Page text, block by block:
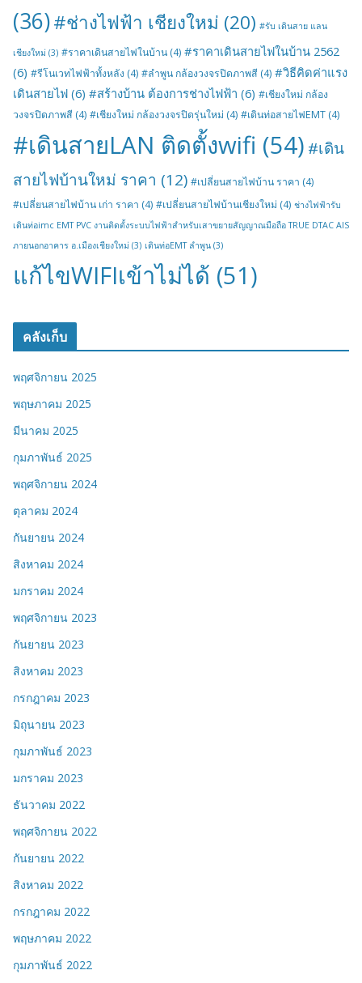
(36)#ช่างไฟฟ้า เชียงใหม่ (20) #รับ เดินสาย แลน
เชียงใหม่ (3) #ราคาเดินสายไฟในบ้าน (4) #ราคาเดินสายไฟในบ้าน 2562
(6) #รีโนเวทไฟฟ้าทั้งหลัง (4) #ลำพูน กล้องวงจรปิดภาพสี (4) #วิธีคิดค่าแรง
เดินสายไฟ (6) #สร้างบ้าน ต้องการช่างไฟฟ้า (6) #เชียงใหม่ กล้อง
วงจรปิดภาพสี (4) #เชียงใหม่ กล้องวงจรปิดรุ่นใหม่ (4) #เดินท่อสายไฟEMT (4)
#เดินสายLAN ติดตั้งwifi (54) #เดิน
สายไฟบ้านใหม่ ราคา (12) #เปลี่ยนสายไฟบ้าน ราคา (4)
#เปลี่ยนสายไฟบ้าน เก่า ราคา (4) #เปลี่ยนสายไฟบ้านเชียงใหม่ (4) ช่างไฟฟ้ารับ
เดินท่อimc EMT PVC งานติดตั้งระบบไฟฟ้าสำหรับเสาขยายสัญญาณมือถือ TRUE DTAC AIS
ภายนอกอาคาร อ.เมืองเชียงใหม่ (3) เดินท่อEMT ลำพูน (3)
แก้ไขWIFIเข้าไม่ได้ (51)
คลังเก็บ
พฤศจิกายน 2025
พฤษภาคม 2025
มีนาคม 2025
กุมภาพันธ์ 2025
พฤศจิกายน 2024
ตุลาคม 2024
กันยายน 2024
สิงหาคม 2024
มกราคม 2024
พฤศจิกายน 2023
กันยายน 2023
สิงหาคม 2023
กรกฎาคม 2023
มิถุนายน 2023
กุมภาพันธ์ 2023
มกราคม 2023
ธันวาคม 2022
พฤศจิกายน 2022
กันยายน 2022
สิงหาคม 2022
กรกฎาคม 2022
พฤษภาคม 2022
กุมภาพันธ์ 2022